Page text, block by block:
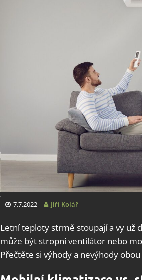
7.7.2022 Jiří Kolář
Letní teploty strmě stoupají a vy už
může být stropní ventilátor nebo
Přečtěte si výhody a nevýhody